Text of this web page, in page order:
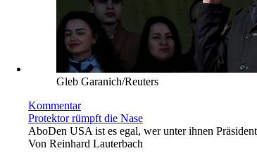
Gleb Garanich/Reuters
Kommentar
Protektor rümpft die Nase
AboDen USA ist es egal, wer unter ihnen
Von Reinhard Lauterbach